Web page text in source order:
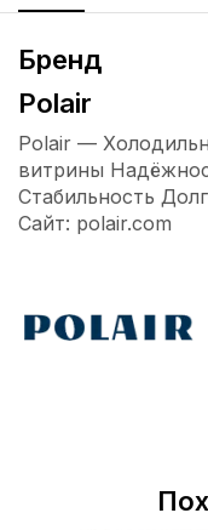
Бренд
Polair
Polair —
витрины
Стабильность
Сайт: polair.com